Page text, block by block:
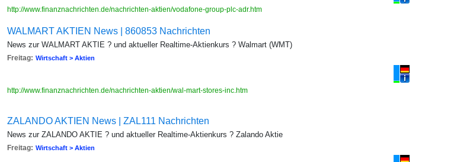
http://www.finanznachrichten.de/nachrichten-aktien/vodafone-group-plc-adr.htm
WALMART AKTIEN News | 860853 Nachrichten
News zur WALMART AKTIE ? und aktueller Realtime-Aktienkurs ? Walmart (WMT)
Freitag: Wirtschaft > Aktien
http://www.finanznachrichten.de/nachrichten-aktien/wal-mart-stores-inc.htm
ZALANDO AKTIEN News | ZAL111 Nachrichten
News zur ZALANDO AKTIE ? und aktueller Realtime-Aktienkurs ? Zalando Aktie
Freitag: Wirtschaft > Aktien